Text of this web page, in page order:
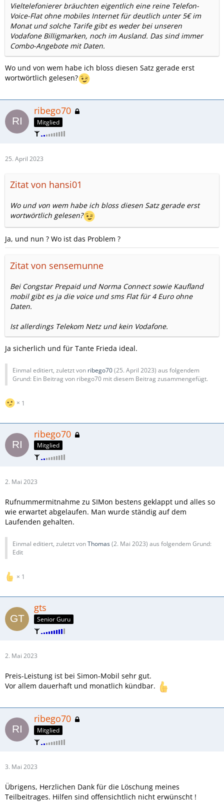
Vieltelefonierer bräuchten eigentlich eine reine Telefon-
Voice-Flat ohne mobiles Internet für deutlich unter 5€ im
Monat und solche Tarife gibt es weder bei unseren
Vodafone Billigmarken, noch im Ausland. Das sind immer
Combo-Angebote mit Daten.
Wo und von wem habe ich bloss diesen Satz gerade erst
wortwörtlich gelesen?
ribego70
Mitglied
25. April 2023
Zitat von hansi01
Wo und von wem habe ich bloss diesen Satz gerade erst
wortwörtlich gelesen?
Ja, und nun ? Wo ist das Problem ?
Zitat von sensemunne
Bei Congstar Prepaid und Norma Connect sowie Kaufland
mobil gibt es ja die voice und sms Flat für 4 Euro ohne
Daten.
Ist allerdings Telekom Netz und kein Vodafone.
Ja sicherlich und für Tante Frieda ideal.
Einmal editiert, zuletzt von ribego70(25. April 2023) aus folgendem
Grund: Ein Beitrag von ribego70 mit diesem Beitrag zusammengefügt.
1
ribego70
Mitglied
2. Mai 2023
Rufnummermitnahme zu SIMon bestens geklappt und alles so
wie erwartet abgelaufen. Man wurde ständig auf dem
Laufenden gehalten.
Einmal editiert, zuletzt vonThomas(2. Mai 2023) aus folgendem Grund:
Edit
1
gts
Senior Guru
2. Mai 2023
Preis-Leistung ist bei Simon-Mobil sehr gut.
Vor allem dauerhaft und monatlich kündbar.
ribego70
Mitglied
3. Mai 2023
Übrigens, Herzlichen Dank für die Löschung meines
Teilbeitrages. Hilfen sind offensichtlich nicht erwünscht !